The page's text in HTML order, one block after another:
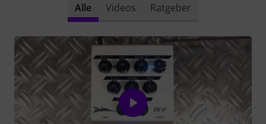
Alle Videos Ratgeber